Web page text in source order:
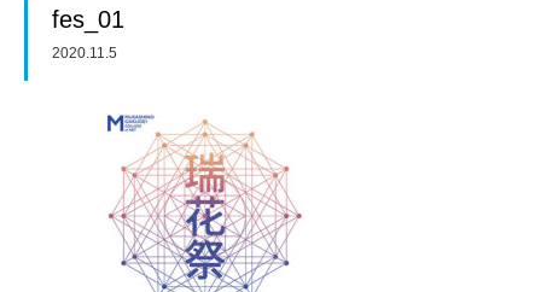
fes_01
2020.11.5